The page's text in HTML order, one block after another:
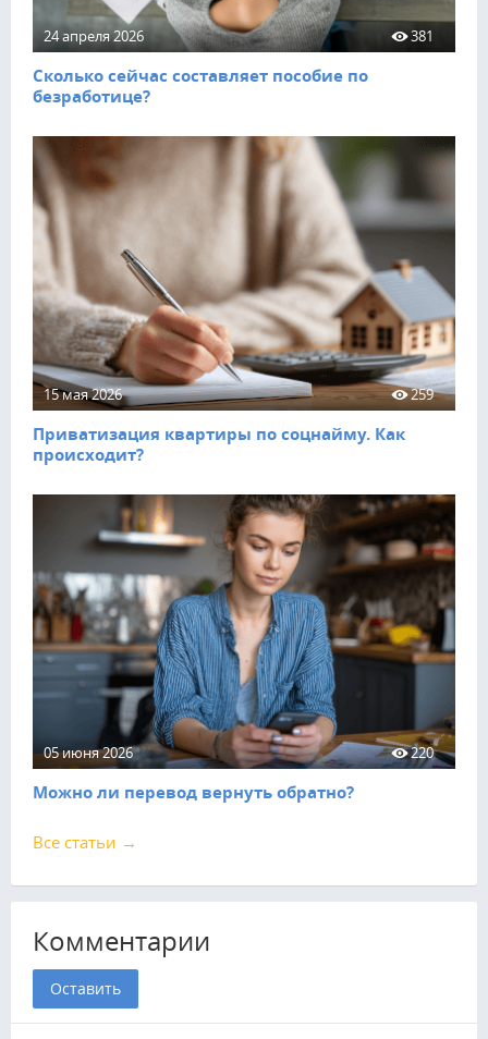
24 апреля 2026 381
Сколько сейчас составляет пособие по
безработице?
15 мая 2026 259
Приватизация квартиры по соцнайму. Как
происходит?
05 июня 2026 220
Можно ли перевод вернуть обратно?
Все статьи →
Комментарии
Оставить